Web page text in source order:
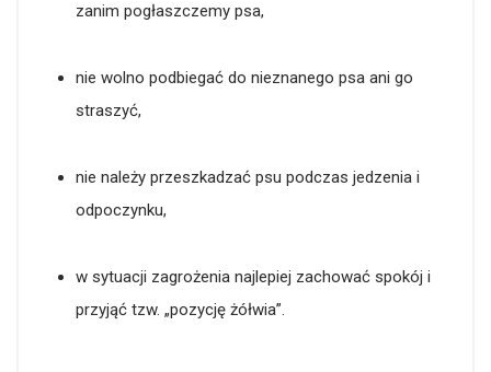
zanim pogłaszczemy psa,
nie wolno podbiegać do nieznanego psa ani go
straszyć,
nie należy przeszkadzać psu podczas jedzenia i
odpoczynku,
w sytuacji zagrożenia najlepiej zachować spokój i
przyjąć tzw. „pozycję żółwia”.